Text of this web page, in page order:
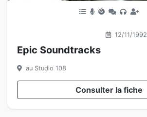
12/11/1992
Epic Soundtracks
au Studio 108
Consulter la fiche